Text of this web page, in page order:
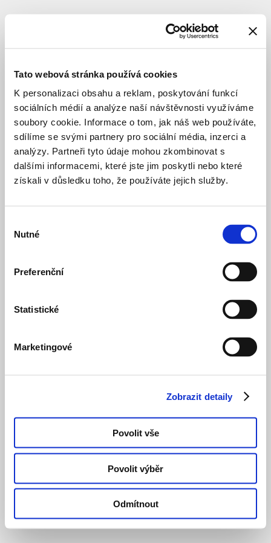
Tato webová stránka používá cookies
K personalizaci obsahu a reklam, poskytování funkcí
sociálních médií a analýze naší návštěvnosti využíváme
soubory cookie. Informace o tom, jak náš web používáte,
sdílíme se svými partnery pro sociální média, inzerci a
analýzy. Partneři tyto údaje mohou zkombinovat s
dalšími informacemi, které jste jim poskytli nebo které
získali v důsledku toho, že používáte jejich služby.
souhlasu
Nutné
Preferenční
Statistické
Marketingové
Zobrazit detaily
Povolit vše
Povolit výběr
Odmítnout
SUBJEKT
Richard